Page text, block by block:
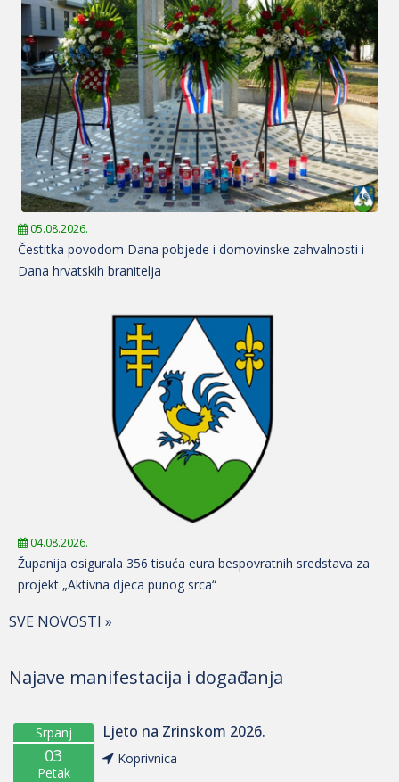
05.08.2026.
Čestitka povodom Dana pobjede i domovinske zahvalnosti i
Dana hrvatskih branitelja
04.08.2026.
Županija osigurala 356 tisuća eura bespovratnih sredstava za
projekt „Aktivna djeca punog srca“
SVE NOVOSTI »
Najave manifestacija i događanja
Srpanj
03
Petak
Ljeto na Zrinskom 2026.
Koprivnica